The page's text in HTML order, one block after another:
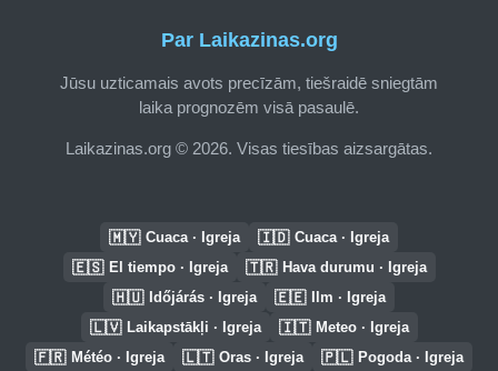
Par Laikazinas.org
Jūsu uzticamais avots precīzām, tiešraidē sniegtām
laika prognozēm visā pasaulē.
Laikazinas.org © 2026. Visas tiesības aizsargātas.
🇲🇾 Cuaca · Igreja 🇮🇩 Cuaca · Igreja
🇪🇸 El tiempo · Igreja 🇹🇷 Hava durumu · Igreja
🇭🇺 Időjárás · Igreja 🇪🇪 Ilm · Igreja
🇱🇻 Laikapstākļi · Igreja 🇮🇹 Meteo · Igreja
🇫🇷 Météo · Igreja 🇱🇹 Oras · Igreja 🇵🇱 Pogoda · Igreja